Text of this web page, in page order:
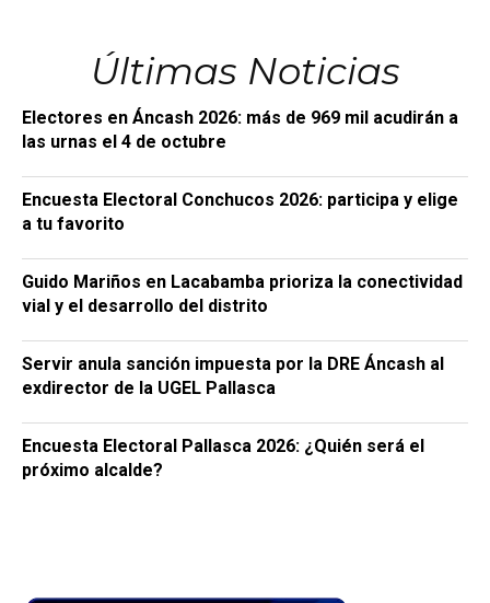
Últimas Noticias
Electores en Áncash 2026: más de 969 mil acudirán a
las urnas el 4 de octubre
Encuesta Electoral Conchucos 2026: participa y elige
a tu favorito
Guido Mariños en Lacabamba prioriza la conectividad
vial y el desarrollo del distrito
Servir anula sanción impuesta por la DRE Áncash al
exdirector de la UGEL Pallasca
Encuesta Electoral Pallasca 2026: ¿Quién será el
próximo alcalde?